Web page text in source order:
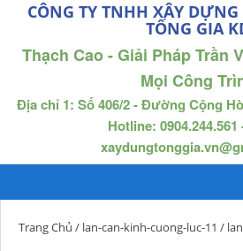
CÔNG TY TNHH XÂY
TỐNG GIA
Thạch Cao - Giải Pháp Trần
Mọi Công
Địa chỉ 1: Số 406/2 - Đường Cộng
Hotline: 0904.244.561
Trang Chủ / lan-can-kinh-cuong-luc-11 /